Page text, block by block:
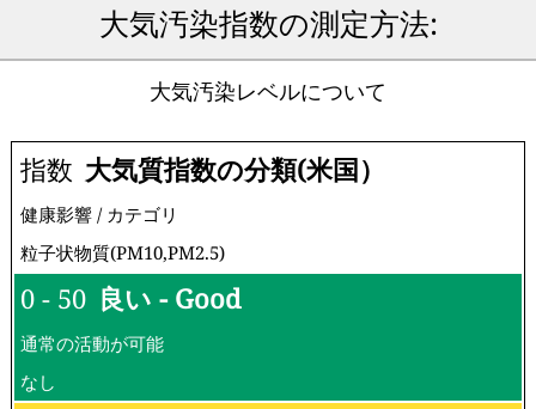
大気汚染指数の測定方法:
大気汚染レベルについて
指数 大気質指数の分類(米国）
健康影響 / カテゴリ
粒子状物質(PM10,PM2.5)
0 - 50 良い - Good
通常の活動が可能
なし